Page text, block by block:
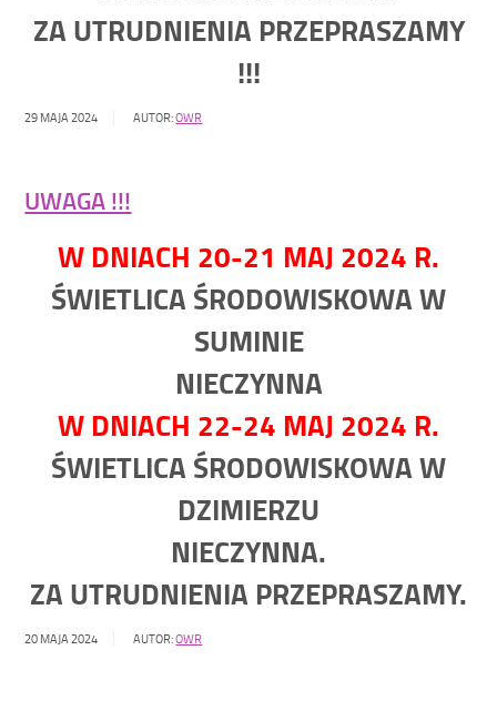
ZA UTRUDNIENIA PRZEPRASZAMY
!!!
29 MAJA 2024 AUTOR:OWR
UWAGA !!!
W DNIACH 20-21 MAJ 2024 R.
ŚWIETLICA ŚRODOWISKOWA W
SUMINIE
NIECZYNNA
W DNIACH 22-24 MAJ 2024 R.
ŚWIETLICA ŚRODOWISKOWA W
DZIMIERZU
NIECZYNNA.
ZA UTRUDNIENIA PRZEPRASZAMY.
20 MAJA 2024 AUTOR:OWR